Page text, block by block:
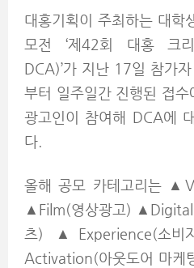
대홍기획이 주최하는 대학
모전 ‘제42회 대홍 크
DCA)’가 지난 17일 참가
부터 일주일간 진행된 접
광고인이 참여해 DCA에
다.
올해 공모 카테고리는
▲Film(영상광고)
츠) ▲Experience(소
Activation(아웃도어 마케